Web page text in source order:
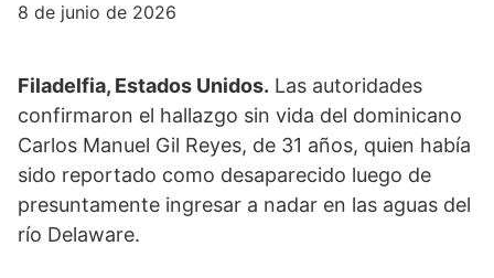
8 de junio de 2026
Filadelfia, Estados Unidos. Las autoridades
confirmaron el hallazgo sin vida del dominicano
Carlos Manuel Gil Reyes, de 31 años, quien había
sido reportado como desaparecido luego de
presuntamente ingresar a nadar en las aguas del
río Delaware.